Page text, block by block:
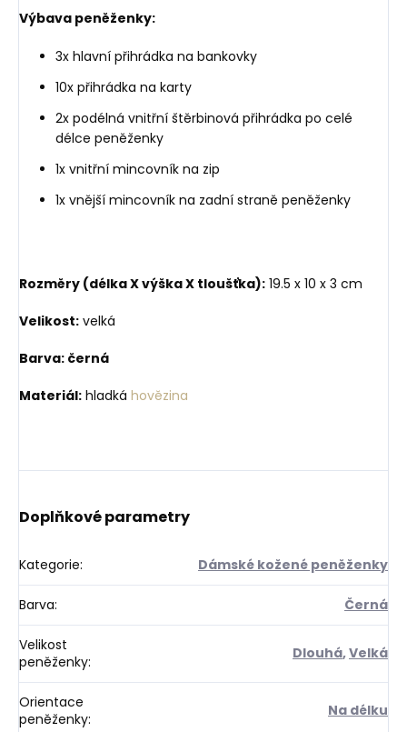
Výbava peněženky:
3x hlavní přihrádka na bankovky
10x přihrádka na karty
2x podélná vnitřní štěrbinová přihrádka po celé
délce peněženky
1x vnitřní mincovník na zip
1x vnější mincovník na zadní straně peněženky
Rozměry (délka X výška X tloušťka): 19.5 x 10 x 3 cm
Velikost: velká
Barva: černá
Materiál: hladká hovězina
Doplňkové parametry
Kategorie: Dámské kožené peněženky
Barva: Černá
Velikost
peněženky: Dlouhá,Velká
Orientace
peněženky: Na délku